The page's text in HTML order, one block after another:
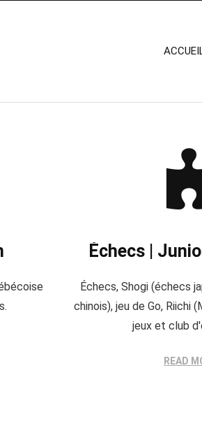
Échecs |
Échecs, Shogi (échecs
chinois), jeu de Go, Riichi
jeux et club
READ